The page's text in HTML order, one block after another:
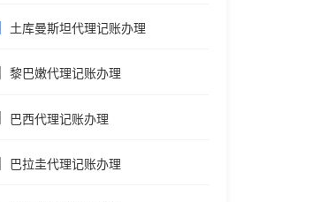
土库曼斯坦代理记账办理
黎巴嫩代理记账办理
巴西代理记账办理
巴拉圭代理记账办理